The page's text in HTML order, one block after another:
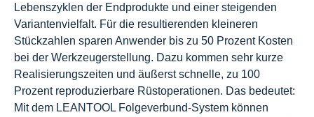
Lebenszyklen der Endprodukte und einer steigenden
Variantenvielfalt. Für die resultierenden kleineren
Stückzahlen sparen Anwender bis zu 50 Prozent Kosten
bei der Werkzeugerstellung. Dazu kommen sehr kurze
Realisierungszeiten und äußerst schnelle, zu 100
Prozent reproduzierbare Rüstoperationen. Das bedeutet:
Mit dem LEANTOOL Folgeverbund-System können